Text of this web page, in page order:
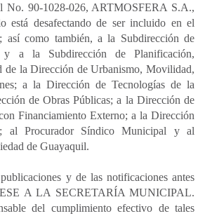
No. 90-1028-026, ARTMOSFERA S.A.,
está desafectando de ser incluido en el
así como también, a la Subdirección de
a la Subdirección de Planificación,
de la Dirección de Urbanismo, Movilidad,
a la Dirección de Tecnologías de la
de Obras Públicas; a la Dirección de
Financiamiento Externo; a la Dirección
al Procurador Síndico Municipal y al
de Guayaquil.
y de las notificaciones antes
A LA SECRETARÍA MUNICIPAL.
del cumplimiento efectivo de tales